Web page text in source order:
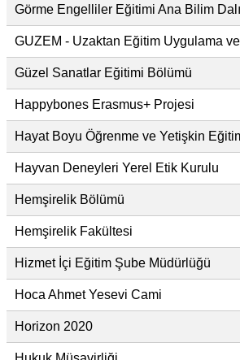
Görme Engelliler Eğitimi Ana Bilim Dalı
GUZEM - Uzaktan Eğitim Uygulama
Güzel Sanatlar Eğitimi Bölümü
Happybones Erasmus+ Projesi
Hayat Boyu Öğrenme ve Yetişkin
Hayvan Deneyleri Yerel Etik Kurulu
Hemşirelik Bölümü
Hemşirelik Fakültesi
Hizmet İçi Eğitim Şube Müdürlüğü
Hoca Ahmet Yesevi Cami
Horizon 2020